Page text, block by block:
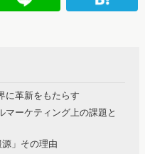
に革新をもたらす
ーケティング上の課題と
」その理由